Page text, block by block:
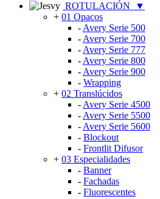
ROTULACIÓN
▼
+ 01 Opacos
- Avery Serie 500
- Avery Serie 700
- Avery Serie 777
- Avery Serie 800
- Avery Serie 900
- Wrapping
+ 02 Translúcidos
- Avery Serie 4500
- Avery Serie 5500
- Avery Serie 5600
- Blockout
- Frontlit Difusor
+ 03 Especialidades
- Banner
- Fachadas
- Fluorescentes